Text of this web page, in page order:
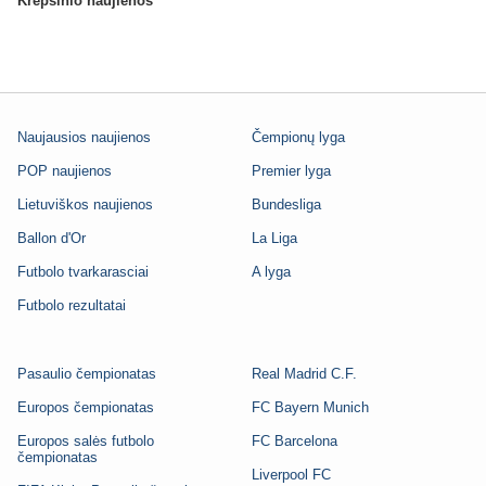
Naujausios naujienos
POP naujienos
Lietuviškos naujienos
Ballon d'Or
Futbolo tvarkarasciai
Futbolo rezultatai
Čempionų lyga
Premier lyga
Bundesliga
La Liga
A lyga
Pasaulio čempionatas
Europos čempionatas
Europos salės futbolo
čempionatas
Real Madrid C.F.
FC Bayern Munich
FC Barcelona
Liverpool FC